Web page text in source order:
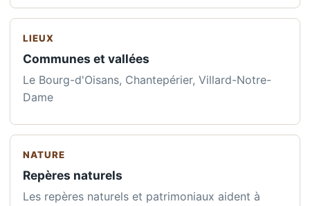
LIEUX
Communes et vallées
Le Bourg-d'Oisans, Chantepérier, Villard-Notre-
Dame
NATURE
Repères naturels
Les repères naturels et patrimoniaux aident à